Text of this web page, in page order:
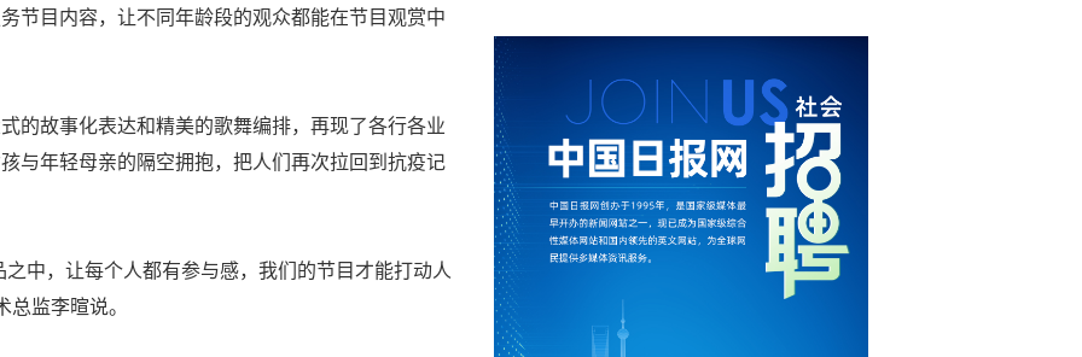
节目内容，让不同年龄段的观众都能在节目观赏中
的故事化表达和精美的歌舞编排，再现了各行各业
与年轻母亲的隔空拥抱，把人们再次拉回到抗疫记
中，让每个人都有参与感，我们的节目才能打动人
监李暄说。